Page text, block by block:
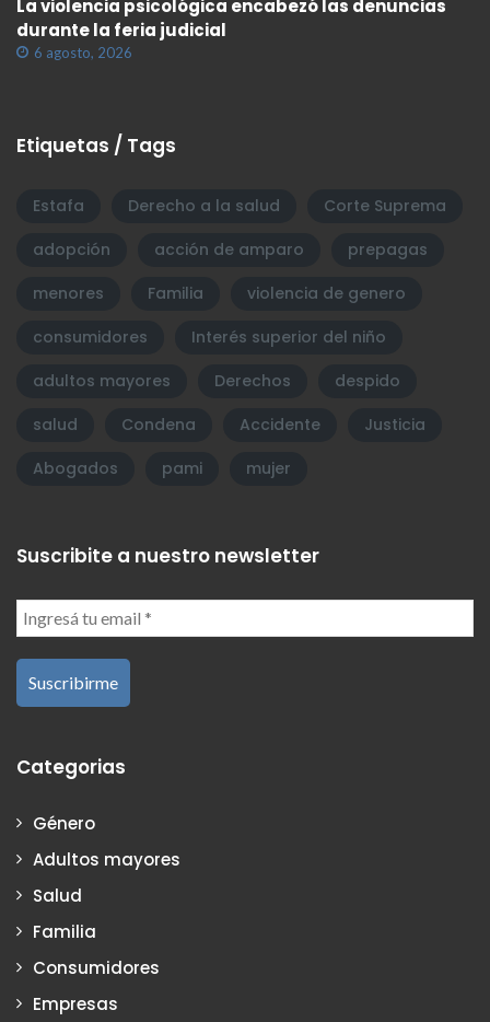
La violencia psicológica encabezó las denuncias
durante la feria judicial
6 agosto, 2026
Etiquetas / Tags
Estafa Derecho a la salud
Corte Suprema
adopción
acción de amparo
prepagas
menores
Familia
violencia de genero
consumidores
Interés superior del niño
adultos mayores
Derechos
despido
salud
Condena Accidente
Justicia
Abogados
pami mujer
Suscribite a nuestro newsletter
Categorias
Género
Adultos mayores
Salud
Familia
Consumidores
Empresas